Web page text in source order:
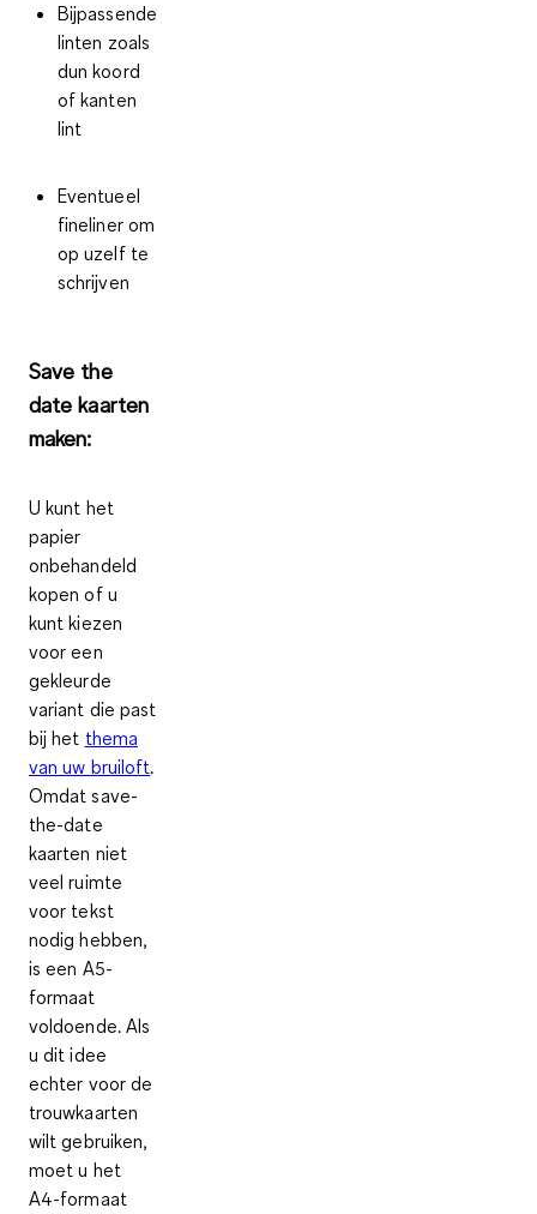
Bijpassende
linten zoals
dun koord
of kanten
lint
Eventueel
fineliner om
op uzelf te
schrijven
Save the
date kaarten
maken:
U kunt het
papier
onbehandeld
kopen of u
kunt kiezen
voor een
gekleurde
variant die past
bij het thema
van uw bruiloft.
Omdat save-
the-date
kaarten niet
veel ruimte
voor tekst
nodig hebben,
is een A5-
formaat
voldoende. Als
u dit idee
echter voor de
trouwkaarten
wilt gebruiken,
moet u het
A4-formaat